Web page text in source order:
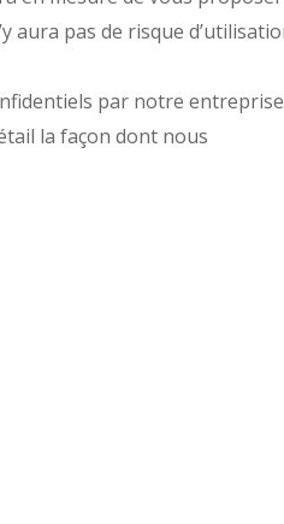
aura pas de risque
par notre
la façon dont nous